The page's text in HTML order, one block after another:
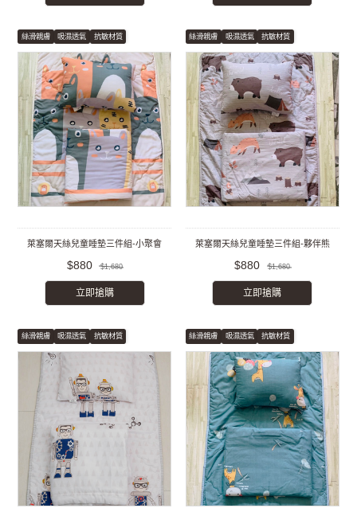
絲滑親膚 吸濕透氣 抗敏材質
萊塞爾天絲兒童睡墊三件組-小聚會
$880 $1,680
立即搶購
絲滑親膚 吸濕透氣 抗敏材質
萊塞爾天絲兒童睡墊三件組-夥伴熊
$880 $1,680
立即搶購
絲滑親膚 吸濕透氣 抗敏材質 絲滑親膚 吸濕透氣 抗敏材質